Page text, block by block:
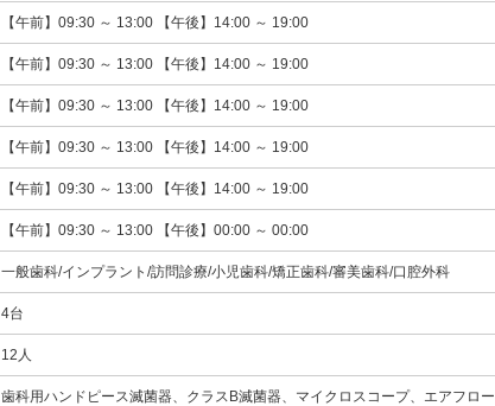
【午前】09:30 ～ 13:00 【午後】14:00 ～ 19:00
【午前】09:30 ～ 13:00 【午後】14:00 ～ 19:00
【午前】09:30 ～ 13:00 【午後】14:00 ～ 19:00
【午前】09:30 ～ 13:00 【午後】14:00 ～ 19:00
【午前】09:30 ～ 13:00 【午後】14:00 ～ 19:00
【午前】09:30 ～ 13:00 【午後】00:00 ～ 00:00
一般歯科/インプラント/訪問診療/小児歯科/矯正歯科/審美歯科/口腔外科
4台
12人
歯科用ハンドピース滅菌器、クラスB滅菌器、マイクロスコープ、エアフロー